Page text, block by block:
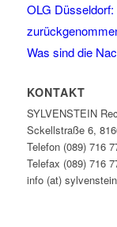
OLG
Was sind die
KONTAKT
SYLVENSTEIN
Sckellstraße 6,
Telefon (089) 716
Telefax (089) 716
info (at)